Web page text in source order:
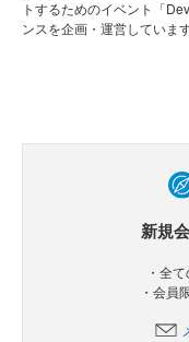
トするためのイベント「
ンスを企画・運営しています
新規
・全
・会員